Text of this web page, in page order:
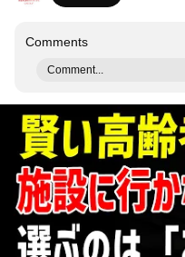
Comments
Comment...